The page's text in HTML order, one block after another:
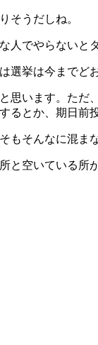
そうだしね。
人でやらないと
選挙は今までど
思います。ただ
るとか、期日前
もそんなに混ま
と空いている所